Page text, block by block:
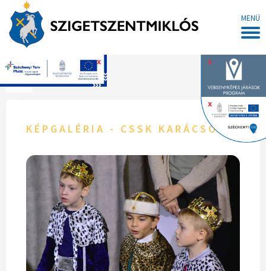
MENÜ
x
x
x
Főoldal
KÉPGALÉRIA - CSSK KARÁCSONY